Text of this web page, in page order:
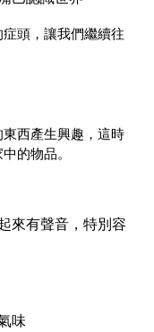
頭，讓我們繼續往
西產生興趣，這時
的物品。
來有聲音，特別容
味